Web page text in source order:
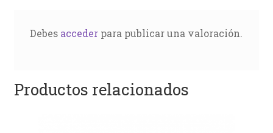
Debes accederpara publicar una valoración.
Productos relacionados